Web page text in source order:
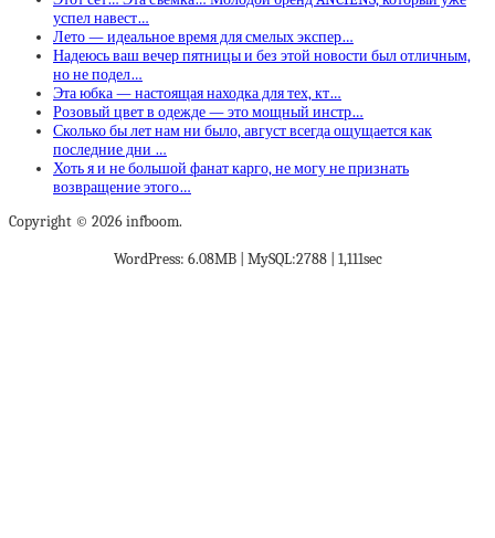
успел навест…
Лето — идеальное время для смелых экспер…
Надеюсь ваш вечер пятницы и без этой новости был отличным,
но не подел…
Эта юбка — настоящая находка для тех, кт…
Розовый цвет в одежде — это мощный инстр…
Сколько бы лет нам ни было, август всегда ощущается как
последние дни …
Хоть я и не большой фанат карго, не могу не признать
возвращение этого…
Copyright © 2026 infboom.
WordPress: 6.08MB | MySQL:2788 | 1,111sec